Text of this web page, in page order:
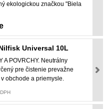
ekologickou značkou "Biela
Universal 10L
A POVRCHY. Neutrálny
pre čistenie prevažne
obchode a priemysle.